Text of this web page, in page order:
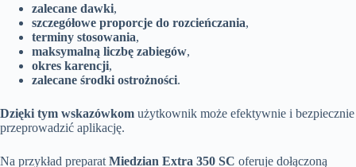
zalecane dawki,
szczegółowe proporcje do rozcieńczania,
terminy stosowania,
maksymalną liczbę zabiegów,
okres karencji,
zalecane środki ostrożności.
Dzięki tym wskazówkom użytkownik może efektywnie i bezpiecznie
przeprowadzić aplikację.
Na przykład preparat Miedzian Extra 350 SC oferuje dołączoną